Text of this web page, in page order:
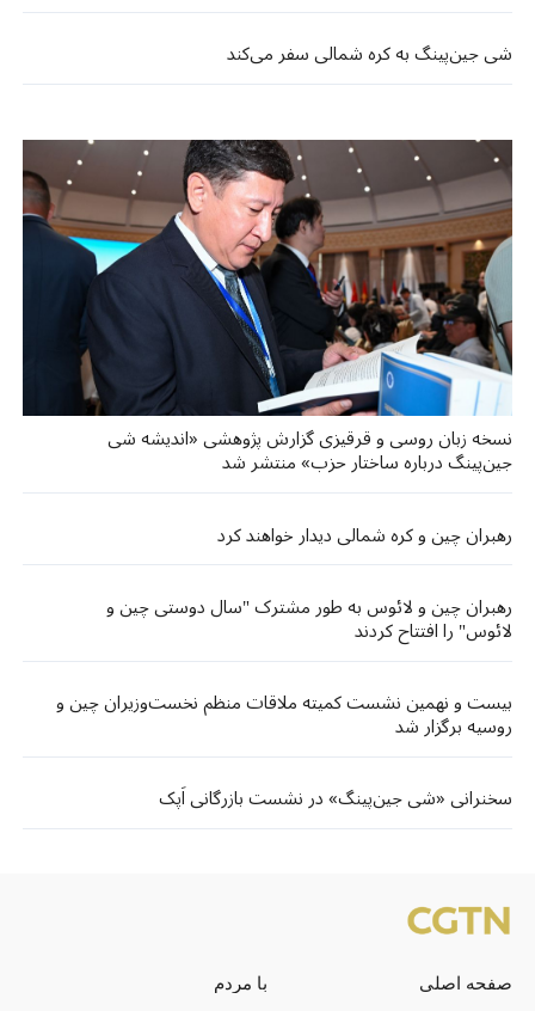
شی جین‌پینگ به کره شمالی سفر می‌کند
نسخه زبان روسی و قرقیزی گزارش پژوهشی «اندیشه شی
جین‌پینگ درباره ساختار حزب» منتشر شد
رهبران چین و کره شمالی دیدار خواهند کرد
رهبران چین و لائوس به طور مشترک "سال دوستی چین و
لائوس" را افتتاح کردند
بیست و نهمین نشست کمیته ملاقات منظم نخست‌وزیران چین و
روسیه برگزار شد
سخنرانی «شی جین‌پینگ» در نشست بازرگانی اَپک
صفحه اصلی
با مردم